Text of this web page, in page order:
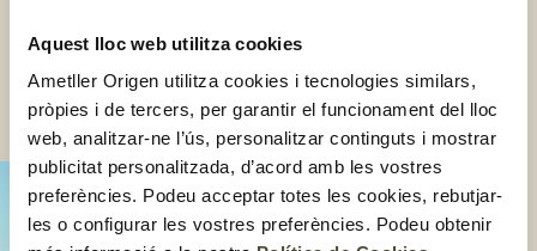
Aquest lloc web utilitza cookies
Ametller Origen utilitza cookies i tecnologies similars,
pròpies i de tercers, per garantir el funcionament del lloc
web, analitzar-ne l’ús, personalitzar continguts i mostrar
publicitat personalitzada, d’acord amb les vostres
preferències. Podeu acceptar totes les cookies, rebutjar-
les o configurar les vostres preferències. Podeu obtenir
d’startups del món
agritech i foodtech.